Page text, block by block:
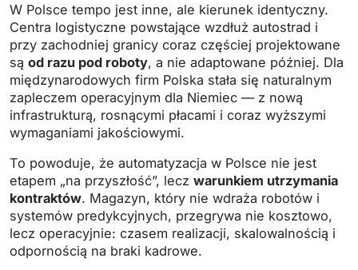
W Polsce tempo jest inne, ale kierunek identyczny.
Centra logistyczne powstające wzdłuż autostrad i
przy zachodniej granicy coraz częściej projektowane
są od razu pod roboty, a nie adaptowane później. Dla
międzynarodowych firm Polska stała się naturalnym
zapleczem operacyjnym dla Niemiec — z nową
infrastrukturą, rosnącymi płacami i coraz wyższymi
wymaganiami jakościowymi.
To powoduje, że automatyzacja w Polsce nie jest
etapem „na przyszłość”, lecz warunkiem utrzymania
kontraktów. Magazyn, który nie wdraża robotów i
systemów predykcyjnych, przegrywa nie kosztowo,
lecz operacyjnie: czasem realizacji, skalowalnością i
odpornością na braki kadrowe.